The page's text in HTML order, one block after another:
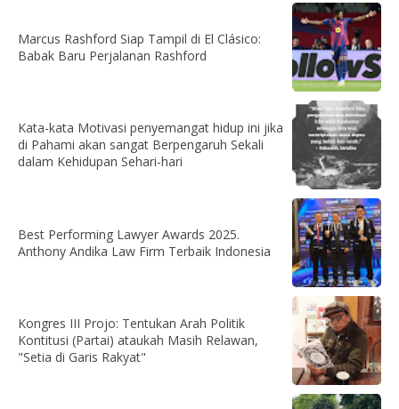
Marcus Rashford Siap Tampil di El Clásico:
Babak Baru Perjalanan Rashford
Kata-kata Motivasi penyemangat hidup ini jika
di Pahami akan sangat Berpengaruh Sekali
dalam Kehidupan Sehari-hari
Best Performing Lawyer Awards 2025.
Anthony Andika Law Firm Terbaik Indonesia
Kongres III Projo: Tentukan Arah Politik
Kontitusi (Partai) ataukah Masih Relawan,
"Setia di Garis Rakyat"